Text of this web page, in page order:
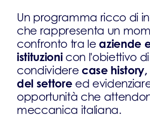
Un programma ricco di
che rappresenta un
confronto tra le aziende
istituzionicon l'obiettivo di
condividere case
del settoreed
opportunità che
meccanica italiana.